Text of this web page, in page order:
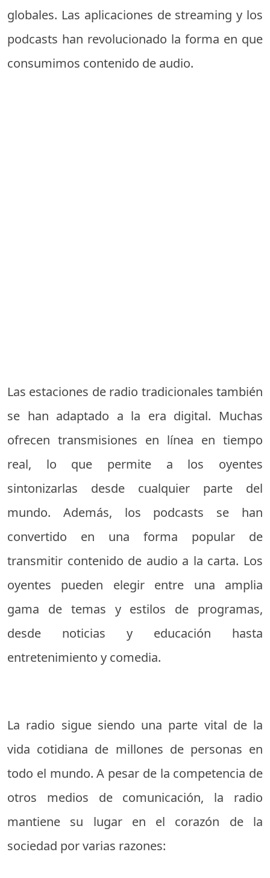
globales. Las aplicaciones de streaming y los
podcasts han revolucionado la forma en que
consumimos contenido de audio.
Las estaciones de radio tradicionales también
se han adaptado a la era digital. Muchas
ofrecen transmisiones en línea en tiempo
real, lo que permite a los oyentes
sintonizarlas desde cualquier parte del
mundo. Además, los podcasts se han
convertido en una forma popular de
transmitir contenido de audio a la carta. Los
oyentes pueden elegir entre una amplia
gama de temas y estilos de programas,
desde noticias y educación hasta
entretenimiento y comedia.
La radio sigue siendo una parte vital de la
vida cotidiana de millones de personas en
todo el mundo. A pesar de la competencia de
otros medios de comunicación, la radio
mantiene su lugar en el corazón de la
sociedad por varias razones: